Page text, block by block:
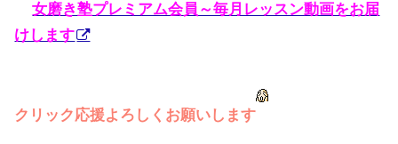
女磨き塾プレミアム会員～毎月レッスン動画をお届
けします
クリック応援よろしくお願いします